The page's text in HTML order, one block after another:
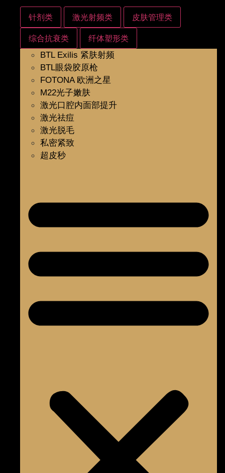
针剂类 激光射频类 皮肤管理类
综合抗衰类 纤体塑形类
BTL Exilis 紧肤射频
BTL眼袋胶原枪
FOTONA 欧洲之星
M22光子嫩肤
激光口腔内面部提升
激光祛痘
激光脱毛
私密紧致
超皮秒